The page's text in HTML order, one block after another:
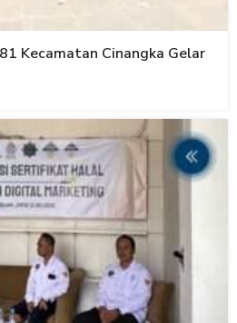
Kecamatan Cinangka Gelar